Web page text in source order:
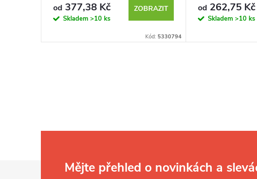
od 377,38 Kč
Skladem >10 ks
ZOBRAZIT
Kód: 5330794
od 262,75 Kč
Skladem >10 ks
Mějte přehled o novinkách a